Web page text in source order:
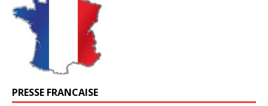
PRESSE FRANCAISE